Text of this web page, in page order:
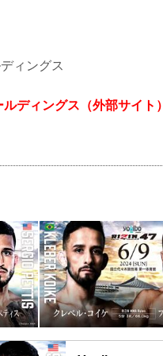
ィングス
ディングス（外部サイト）